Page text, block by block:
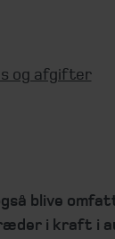
og afgifter
blive
i kraft i